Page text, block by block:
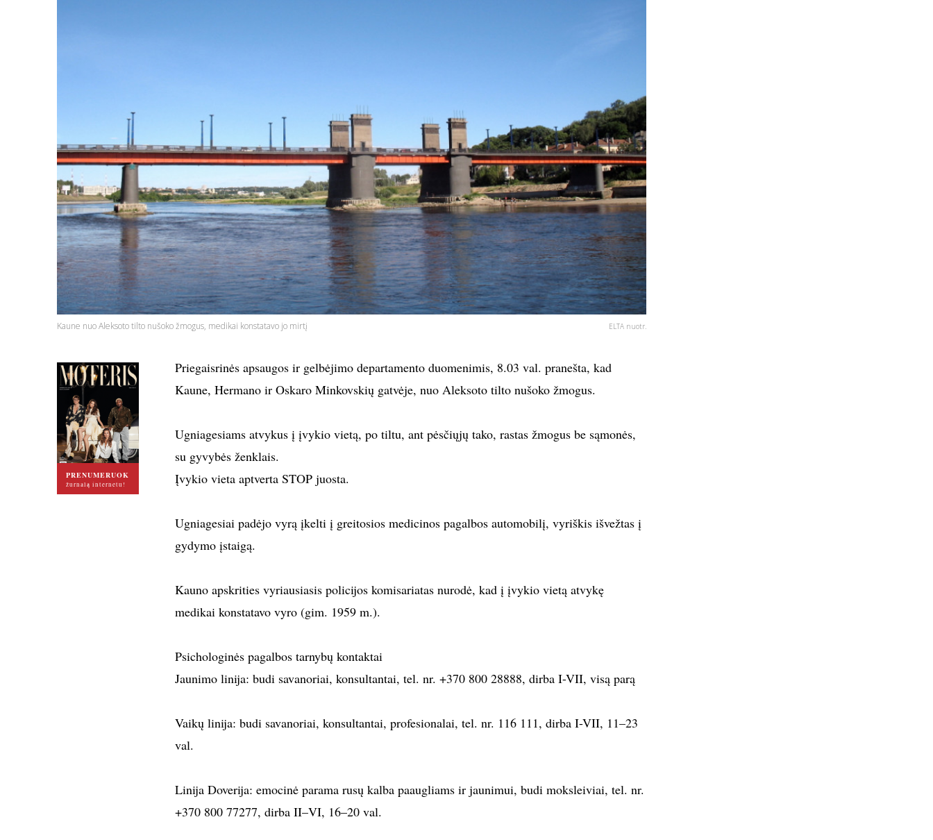
Kaune nuo Aleksoto tilto nušoko žmogus, medikai konstatavo jo mirtį ELTA nuotr.
PRENUMERUOK
žurnalą internetu!
Priegaisrinės apsaugos ir gelbėjimo departamento duomenimis, 8.03 val. pranešta, kad
Kaune, Hermano ir Oskaro Minkovskių gatvėje, nuo Aleksoto tilto nušoko žmogus.
Ugniagesiams atvykus į įvykio vietą, po tiltu, ant pėsčiųjų tako, rastas žmogus be sąmonės,
su gyvybės ženklais.
Įvykio vieta aptverta STOP juosta.
Ugniagesiai padėjo vyrą įkelti į greitosios medicinos pagalbos automobilį, vyriškis išvežtas į
gydymo įstaigą.
Kauno apskrities vyriausiasis policijos komisariatas nurodė, kad į įvykio vietą atvykę
medikai konstatavo vyro (gim. 1959 m.).
Psichologinės pagalbos tarnybų kontaktai
Jaunimo linija: budi savanoriai, konsultantai, tel. nr. +370 800 28888, dirba I-VII, visą parą
Vaikų linija: budi savanoriai, konsultantai, profesionalai, tel. nr. 116 111, dirba I-VII, 11–23
val.
Linija Doverija: emocinė parama rusų kalba paaugliams ir jaunimui, budi moksleiviai, tel. nr.
+370 800 77277, dirba II–VI, 16–20 val.